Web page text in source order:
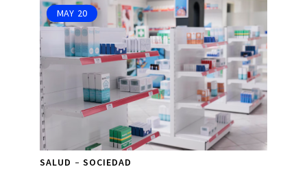
MAY 20
SALUD SOCIEDAD